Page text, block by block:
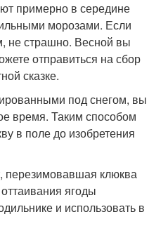
примерно в середине
морозами. Если
не страшно. Весной вы
отправиться на сбор
сказке.
под снегом, вы
время. Таким способом
в поле до изобретения
перезимовавшая клюква
ягоды
и использовать в